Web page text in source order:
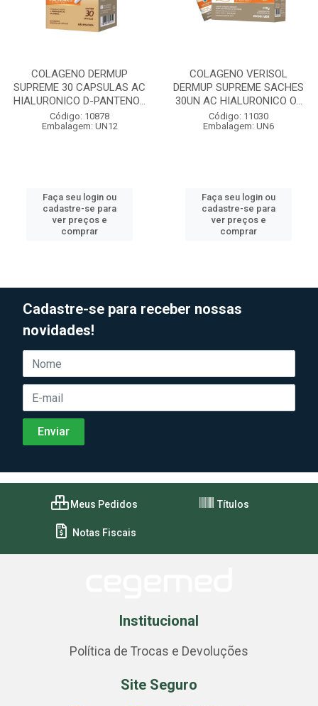
COLAGENO DERMUP
SUPREME 30 CAPSULAS AC
HIALURONICO D-PANTENO...
Código: 10878
Embalagem: UN12
Faça seu login ou
cadastre-se para
ver preços e
comprar
COLAGENO VERISOL
DERMUP SUPREME SACHES
30UN AC HIALURONICO O...
Código: 11030
Embalagem: UN6
Faça seu login ou
cadastre-se para
ver preços e
comprar
Cadastre-se para receber nossas
novidades!
Meus Pedidos Títulos
Notas Fiscais
Institucional
Política de Trocas e Devoluções
Site Seguro